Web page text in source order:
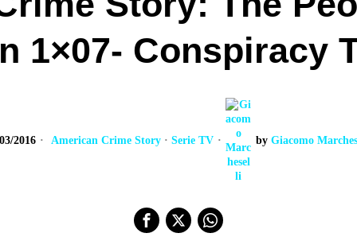
1×07- Conspiracy
2016 American Crime Story · Serie TV by Giacomo